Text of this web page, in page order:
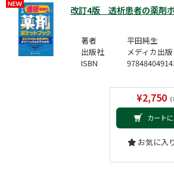
改訂4版 透析患者の薬剤
著者
平田純生
出版社
メディカ出版
ISBN
¥2,750（
カート
お気に入